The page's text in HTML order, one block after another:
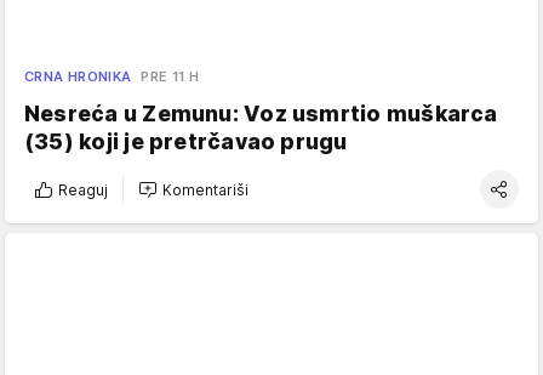
CRNA HRONIKA PRE 11 H
Nesreća u Zemunu: Voz usmrtio muškarca
(35) koji je pretrčavao prugu
Reaguj Komentariši